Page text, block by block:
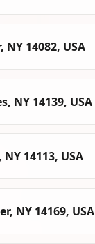
NY 14082, USA
NY 14139, USA
14113, USA
NY 14169, USA